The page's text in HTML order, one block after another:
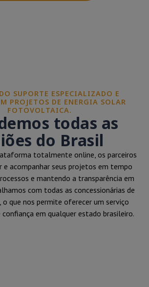
SUPORTE ESPECIALIZADO E
PROJETOS DE ENERGIA SOLAR
FOTOVOLTAICA.
todas as
do Brasil
totalmente online, os parceiros
e acompanhar seus projetos em tempo
e mantendo a transparência em
com todas as concessionárias de
o que nos permite oferecer um serviço
confiança em qualquer estado brasileiro.